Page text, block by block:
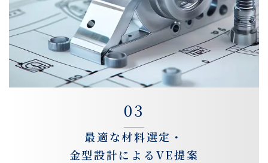
03
最適な材料選定・
金型設計によるVE提案